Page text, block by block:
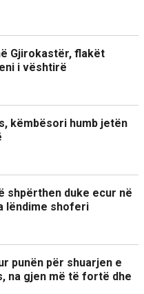
Gjirokastër, flakët
i vështirë
këmbësori humb jetën
shpërthen duke ecur në
lëndime shoferi
punën për shuarjen e
na gjen më të fortë dhe